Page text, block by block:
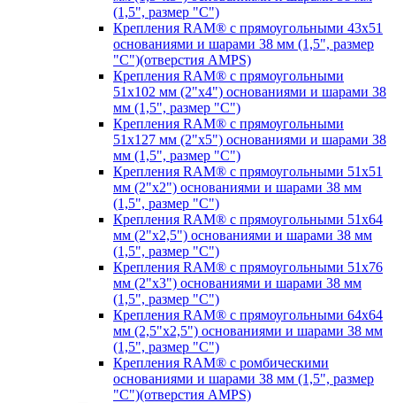
(1,5", размер "C")
Крепления RAM® с прямоугольными 43х51
основаниями и шарами 38 мм (1,5", размер
"C")(отверстия AMPS)
Крепления RAM® с прямоугольными
51х102 мм (2"х4") основаниями и шарами 38
мм (1,5", размер "C")
Крепления RAM® с прямоугольными
51х127 мм (2"х5") основаниями и шарами 38
мм (1,5", размер "C")
Крепления RAM® с прямоугольными 51х51
мм (2"х2") основаниями и шарами 38 мм
(1,5", размер "C")
Крепления RAM® с прямоугольными 51х64
мм (2"х2,5") основаниями и шарами 38 мм
(1,5", размер "C")
Крепления RAM® с прямоугольными 51х76
мм (2"х3") основаниями и шарами 38 мм
(1,5", размер "C")
Крепления RAM® с прямоугольными 64х64
мм (2,5"х2,5") основаниями и шарами 38 мм
(1,5", размер "C")
Крепления RAM® с ромбическими
основаниями и шарами 38 мм (1,5", размер
"C")(отверстия AMPS)